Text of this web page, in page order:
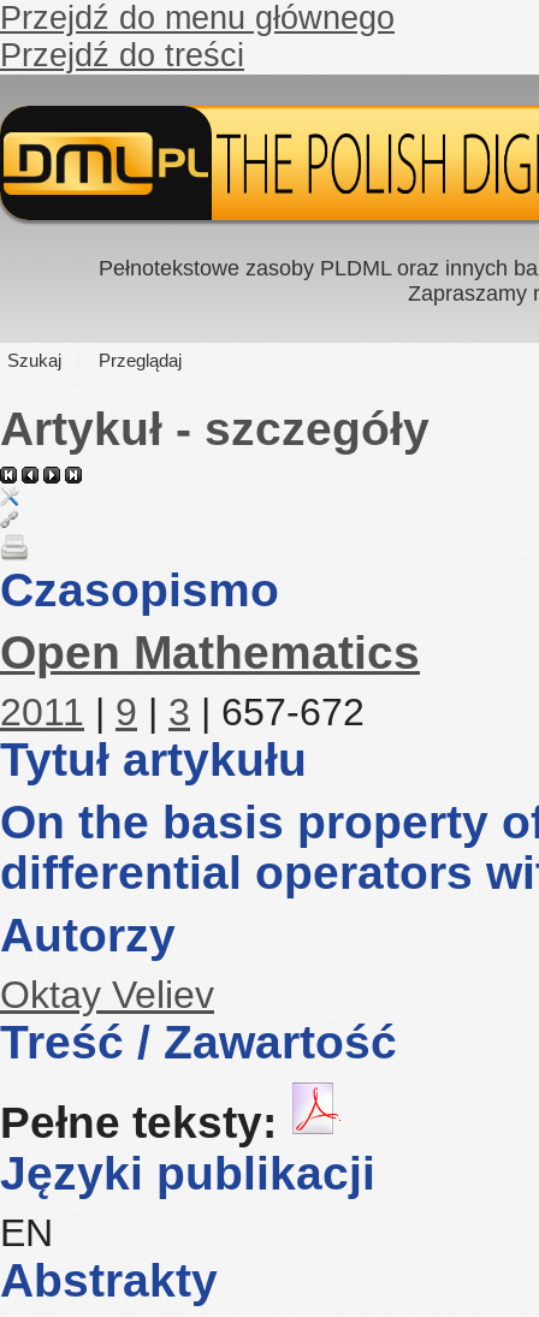
Przejdź do menu głównego
Przejdź do treści
Pełnotekstowe zasoby PLDML oraz innych
Zapraszamy
Szukaj Przeglądaj
Artykuł - szczegóły
Czasopismo
Open Mathematics
2011 | 9 | 3 | 657-672
Tytuł artykułu
On the basis property
differential operators
Autorzy
Oktay Veliev
Treść / Zawartość
Pełne teksty:
Języki publikacji
EN
Abstrakty